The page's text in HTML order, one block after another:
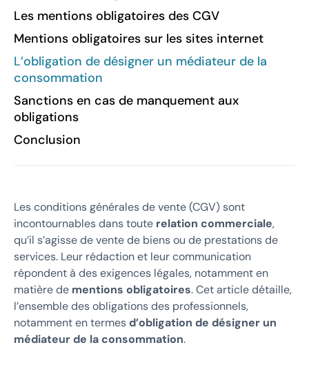
Les mentions obligatoires des CGV
Mentions obligatoires sur les sites internet
L’obligation de désigner un médiateur de la
consommation
Sanctions en cas de manquement aux
obligations
Conclusion
Les conditions générales de vente (CGV) sont
incontournables dans toute relation commerciale,
qu’il s’agisse de vente de biens ou de prestations de
services. Leur rédaction et leur communication
répondent à des exigences légales, notamment en
matière de mentions obligatoires. Cet article détaille,
l’ensemble des obligations des professionnels,
notamment en termesd’obligation de désigner un
médiateur de la consommation.